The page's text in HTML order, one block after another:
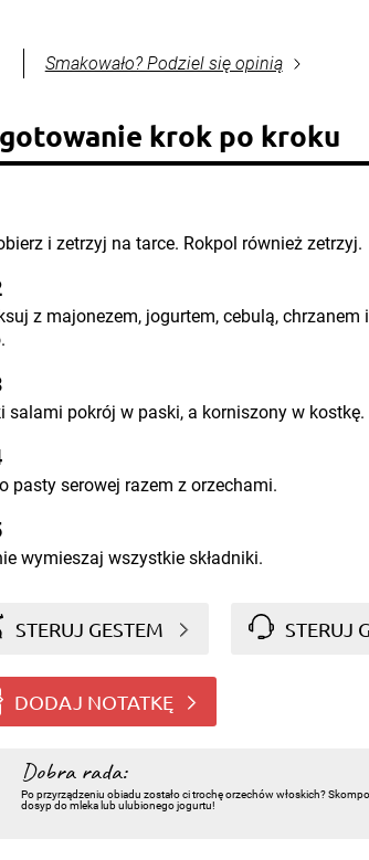
Smakowało? Podziel się opinią
krok po kroku
i zetrzyj na tarce. Rokpol również zetrzyj.
z majonezem, jogurtem, cebulą, chrzanem
salami pokrój w paski, a korniszony w kostkę.
pasty serowej razem z orzechami.
wymieszaj wszystkie składniki.
STERUJ GESTEM STERUJ
DODAJ NOTATKĘ
Dobra rada:
Po przyrządzeniu obiadu zostało ci trochę orzechów włoskich?
dosyp do mleka lub ulubionego jogurtu!